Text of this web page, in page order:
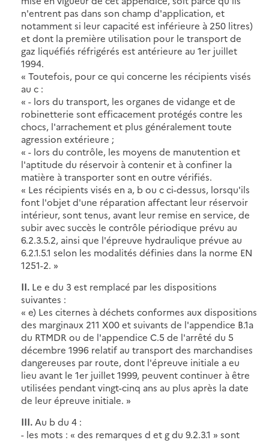
n'entrent pas dans son champ d'application, et
notamment si leur capacité est inférieure à 250 litres)
et dont la première utilisation pour le transport de
gaz liquéfiés réfrigérés est antérieure au 1er juillet
1994.
« Toutefois, pour ce qui concerne les récipients visés
au c :
« - lors du transport, les organes de vidange et de
robinetterie sont efficacement protégés contre les
chocs, l'arrachement et plus généralement toute
agression extérieure ;
« - lors du contrôle, les moyens de manutention et
l'aptitude du réservoir à contenir et à confiner la
matière à transporter sont en outre vérifiés.
« Les récipients visés en a, b ou c ci-dessus, lorsqu'ils
font l'objet d'une réparation affectant leur réservoir
intérieur, sont tenus, avant leur remise en service, de
subir avec succès le contrôle périodique prévu au
6.2.3.5.2, ainsi que l'épreuve hydraulique prévue au
6.2.1.5.1 selon les modalités définies dans la norme EN
1251-2. »
II. Le e du 3 est remplacé par les dispositions
suivantes :
« e) Les citernes à déchets conformes aux dispositions
des marginaux 211 X00 et suivants de l'appendice B.1a
du RTMDR ou de l'appendice C.5 de l'arrêté du 5
décembre 1996 relatif au transport des marchandises
dangereuses par route, dont l'épreuve initiale a eu
lieu avant le 1er juillet 1999, peuvent continuer à être
utilisées pendant vingt-cinq ans au plus après la date
de leur épreuve initiale. »
III. Au b du 4 :
- les mots : « des remarques d et g du 9.2.3.1 » sont